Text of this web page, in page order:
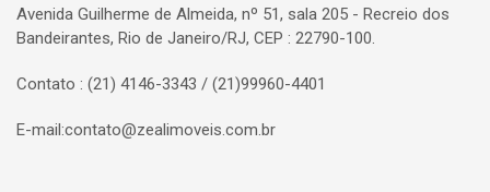
Avenida Guilherme de Almeida, nº 51, sala 205 - Recreio dos
Bandeirantes, Rio de Janeiro/RJ, CEP : 22790-100.
Contato : (21) 4146-3343 / (21)99960-4401
E-mail:contato@zealimoveis.com.br